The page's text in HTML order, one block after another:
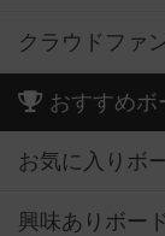
クラウドファ
おすすめボ
お気に入りボ
興味ありボー